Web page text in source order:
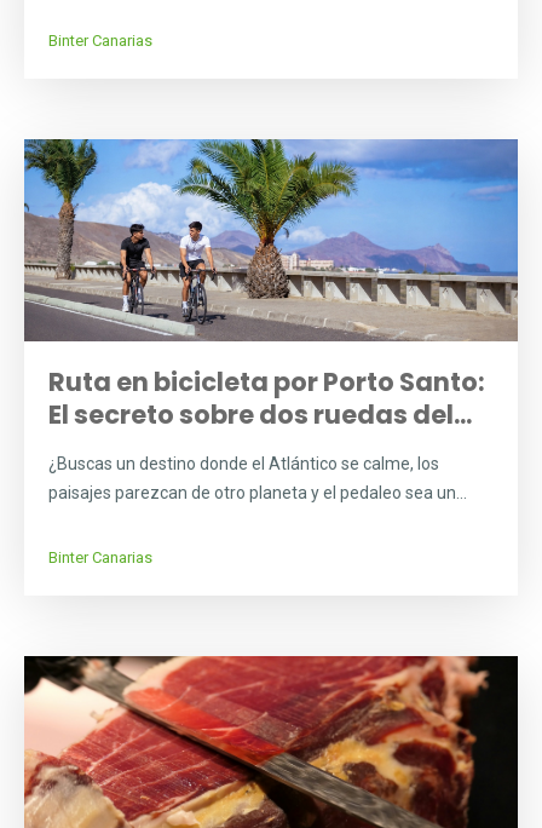
Binter Canarias
Ruta en bicicleta por Porto Santo:
El secreto sobre dos ruedas del...
¿Buscas un destino donde el Atlántico se calme, los
paisajes parezcan de otro planeta y el pedaleo sea un...
Binter Canarias